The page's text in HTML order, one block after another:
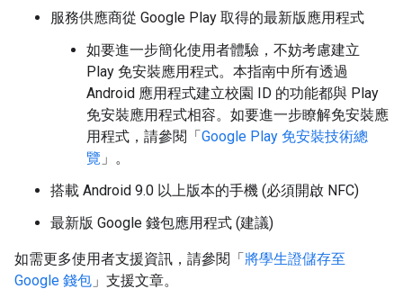
服務供應商從 Google Play 取得的最新版應用程式
如要進一步簡化使用者體驗，不妨考慮建立
Play 免安裝應用程式。本指南中所有透過
Android 應用程式建立校園 ID 的功能都與 Play
免安裝應用程式相容。如要進一步瞭解免安裝應
用程式，請參閱「Google Play 免安裝技術總
覽 」。
搭載 Android 9.0 以上版本的手機 (必須開啟 NFC)
最新版 Google 錢包應用程式 (建議)
如需更多使用者支援資訊，請參閱「將學生證儲存至
Google 錢包 」支援文章。